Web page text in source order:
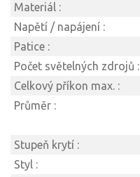
Materiál :
Napětí / napájení :
Patice :
Počet světelných zdrojů :
Celkový příkon max. :
Průměr :
Stupeň krytí :
Styl :